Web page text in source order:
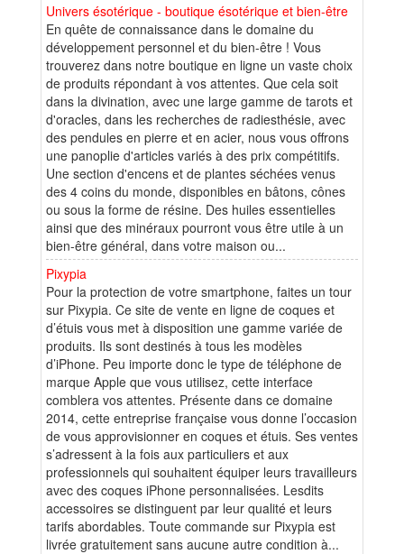
Univers ésotérique - boutique ésotérique et bien-être
En quête de connaissance dans le domaine du
développement personnel et du bien-être ! Vous
trouverez dans notre boutique en ligne un vaste choix
de produits répondant à vos attentes. Que cela soit
dans la divination, avec une large gamme de tarots et
d'oracles, dans les recherches de radiesthésie, avec
des pendules en pierre et en acier, nous vous offrons
une panoplie d'articles variés à des prix compétitifs.
Une section d'encens et de plantes séchées venus
des 4 coins du monde, disponibles en bâtons, cônes
ou sous la forme de résine. Des huiles essentielles
ainsi que des minéraux pourront vous être utile à un
bien-être général, dans votre maison ou...
Pixypia
Pour la protection de votre smartphone, faites un tour
sur Pixypia. Ce site de vente en ligne de coques et
d’étuis vous met à disposition une gamme variée de
produits. Ils sont destinés à tous les modèles
d’iPhone. Peu importe donc le type de téléphone de
marque Apple que vous utilisez, cette interface
comblera vos attentes. Présente dans ce domaine
2014, cette entreprise française vous donne l’occasion
de vous approvisionner en coques et étuis. Ses ventes
s’adressent à la fois aux particuliers et aux
professionnels qui souhaitent équiper leurs travailleurs
avec des coques iPhone personnalisées. Lesdits
accessoires se distinguent par leur qualité et leurs
tarifs abordables. Toute commande sur Pixypia est
livrée gratuitement sans aucune autre condition à...